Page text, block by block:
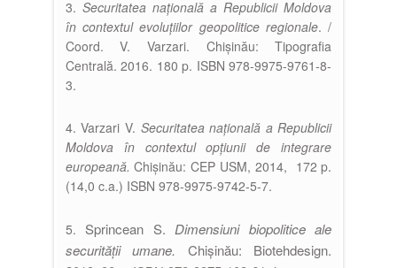
3. Securitatea națională a Republicii Moldova
în contextul evoluțiilor geopolitice regionale. /
Coord. V. Varzari. Chișinău: Tipografia
Centrală. 2016. 180 p. ISBN 978-9975-9761-8-
3.
4. Varzari V. Securitatea națională a Republicii
Moldova în contextul opțiunii de integrare
europeană. Chișinău: CEP USM, 2014, 172 p.
(14,0 c.a.) ISBN 978-9975-9742-5-7.
5.Sprincean S. Dimensiuni biopolitice ale
securităţii umane. Chişinău: Biotehdesign.